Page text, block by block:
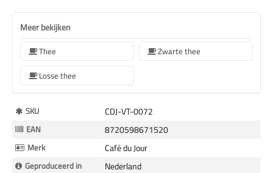
Meer bekijken
Thee
Zwarte thee
Losse thee
Meer
Informatie
SKU CDJ-VT-0072
EAN 8720598671520
Merk Café du Jour
Geproduceerd in Nederland